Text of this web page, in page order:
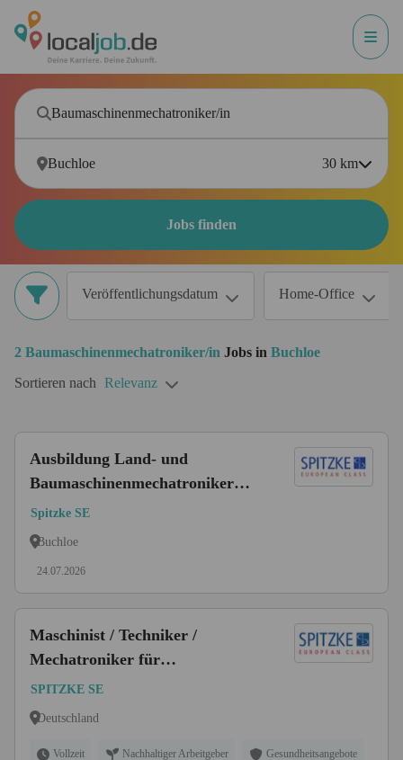
30 km
Jobs finden
Veröffentlichungsdatum Home-Office
2 Baumaschinenmechatroniker/in Jobs in Buchloe
Sortieren nach Relevanz
Ausbildung Land- und
Baumaschinenmechatroniker
(m/w/d)
Spitzke SE
Buchloe
24.07.2026
Maschinist / Techniker /
Mechatroniker für
Gleisbaumaschinen auf Montage
bundesweit (m/w/d)
SPITZKE SE
Deutschland
Vollzeit Nachhaltiger Arbeitgeber Gesundheitsangebote